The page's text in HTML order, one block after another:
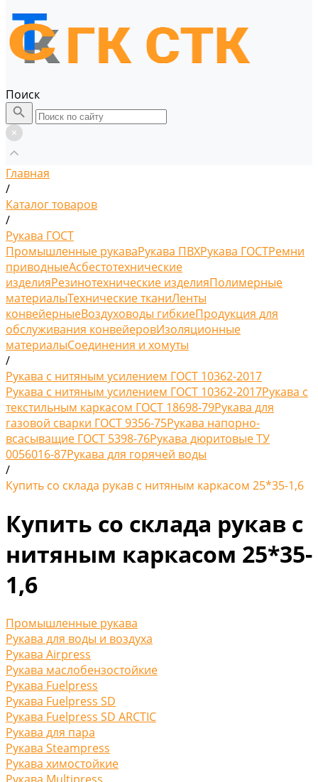
Поиск
Главная
/
Каталог товаров
/
Рукава ГОСТ
Промышленные рукаваРукава ПВХРукава ГОСТРемни
приводныеАсбестотехнические
изделияРезинотехнические изделияПолимерные
материалыТехнические тканиЛенты
конвейерныеВоздуховоды гибкиеПродукция для
обслуживания конвейеровИзоляционные
материалыСоединения и хомуты
/
Рукава с нитяным усилением ГОСТ 10362-2017
Рукава с нитяным усилением ГОСТ 10362-2017Рукава с
текстильным каркасом ГОСТ 18698-79Рукава для
газовой сварки ГОСТ 9356-75Рукава напорно-
всасыващие ГОСТ 5398-76Рукава дюритовые ТУ
0056016-87Рукава для горячей воды
/
Купить со склада рукав с нитяным каркасом 25*35-1,6
Купить со склада рукав с
нитяным каркасом 25*35-
1,6
Промышленные рукава
Рукава для воды и воздуха
Рукава Airpress
Рукава маслобензостойкие
Рукава Fuelpress
Рукава Fuelpress SD
Рукава Fuelpress SD ARCTIC
Рукава для пара
Рукава Steampress
Рукава химостойкие